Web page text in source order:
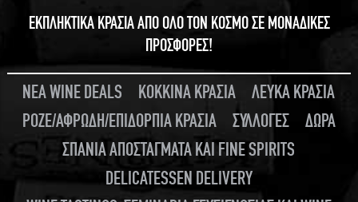
ΕΚΠΛΗΚΤΙΚΑ ΚΡΑΣΙΑ ΑΠΟ ΟΛΟ ΤΟΝ ΚΟΣΜΟ ΣΕ ΜΟΝΑΔΙΚΕΣ
ΠΡΟΣΦΟΡΕΣ!
ΝΕΑ WINE DEALS ΚΟΚΚΙΝΑ ΚΡΑΣΙΑ
ΛΕΥΚΑ ΚΡΑΣΙΑ
ΡΟΖΕ/ΑΦΡΩΔΗ/ΕΠΙΔΟΡΠΙΑ ΚΡΑΣΙΑ
ΣΥΛΛΟΓΕΣ
ΔΩΡΑ
ΣΠΑΝΙΑ ΑΠΟΣΤΑΓΜΑΤΑ ΚΑΙ FINE SPIRITS
DELICATESSEN DELIVERY